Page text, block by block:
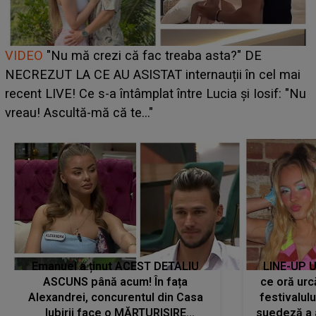
Cine este Bianca, tânăra clujeancă luată pe scenă la
UNTOLD ONE de Zara Larsson? Aceasta a dezvăluit
ce i-a spus artista suedeză în culise: „Nu am fost
pregătită...”
Emanuel a ținut ACEST DETALIU
ASCUNS până acum! În fața
Alexandrei, concurentul din Casa
Iubirii face o MĂRTURISIRE
LINE-UP
ce oră
suedeză a